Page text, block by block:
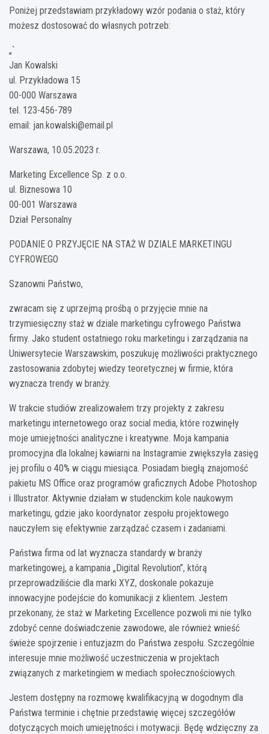
Poniżej przedstawiam przykładowy wzór podania o staż, który
możesz dostosować do własnych potrzeb:
„`
Jan Kowalski
ul. Przykładowa 15
00-000 Warszawa
tel. 123-456-789
email: jan.kowalski@email.pl
Warszawa, 10.05.2023 r.
Marketing Excellence Sp. z o.o.
ul. Biznesowa 10
00-001 Warszawa
Dział Personalny
PODANIE O PRZYJĘCIE NA STAŻ W DZIALE MARKETINGU
CYFROWEGO
Szanowni Państwo,
zwracam się z uprzejmą prośbą o przyjęcie mnie na
trzymiesięczny staż w dziale marketingu cyfrowego Państwa
firmy. Jako student ostatniego roku marketingu i zarządzania na
Uniwersytecie Warszawskim, poszukuję możliwości praktycznego
zastosowania zdobytej wiedzy teoretycznej w firmie, która
wyznacza trendy w branży.
W trakcie studiów zrealizowałem trzy projekty z zakresu
marketingu internetowego oraz social media, które rozwinęły
moje umiejętności analityczne i kreatywne. Moja kampania
promocyjna dla lokalnej kawiarni na Instagramie zwiększyła zasięg
jej profilu o 40% w ciągu miesiąca. Posiadam biegłą znajomość
pakietu MS Office oraz programów graficznych Adobe Photoshop
i Illustrator. Aktywnie działam w studenckim kole naukowym
marketingu, gdzie jako koordynator zespołu projektowego
nauczyłem się efektywnie zarządzać czasem i zadaniami.
Państwa firma od lat wyznacza standardy w branży
marketingowej, a kampania „Digital Revolution”, którą
przeprowadziliście dla marki XYZ, doskonale pokazuje
innowacyjne podejście do komunikacji z klientem. Jestem
przekonany, że staż w Marketing Excellence pozwoli mi nie tylko
zdobyć cenne doświadczenie zawodowe, ale również wnieść
świeże spojrzenie i entuzjazm do Państwa zespołu. Szczególnie
interesuje mnie możliwość uczestniczenia w projektach
związanych z marketingiem w mediach społecznościowych.
Jestem dostępny na rozmowę kwalifikacyjną w dogodnym dla
Państwa terminie i chętnie przedstawię więcej szczegółów
dotyczących moich umiejętności i motywacji. Będę wdzięczny za